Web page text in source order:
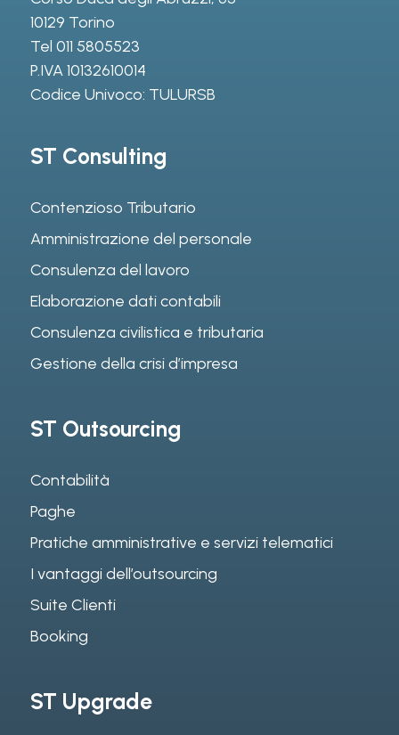
10129 Torino
Tel 011 5805523
P.IVA 10132610014
Codice Univoco: TULURSB
ST Consulting
Contenzioso Tributario
Amministrazione del personale
Consulenza del lavoro
Elaborazione dati contabili
Consulenza civilistica e tributaria
Gestione della crisi d’impresa
ST Outsourcing
Contabilità
Paghe
Pratiche amministrative e servizi telematici
I vantaggi dell’outsourcing
Suite Clienti
Booking
ST Upgrade